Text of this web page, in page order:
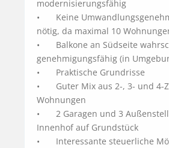
modernisierungsfähig
•	Keine Umwandlungsgenehmigung in ETW
nötig, da maximal 10
•	Balkone an Südseite wahrscheinlich
genehmigungsfähig (in
•	Praktische Grundrisse
•	Guter Mix aus 2-, 3- und 4-Zimmer-
Wohnungen
•	2 Garagen und 3 Außenstellplätze im
Innenhof auf Grundstück
•	Interessante steuerliche Möglichkeiten